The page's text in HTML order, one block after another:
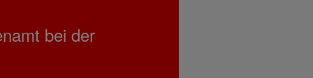
bei der